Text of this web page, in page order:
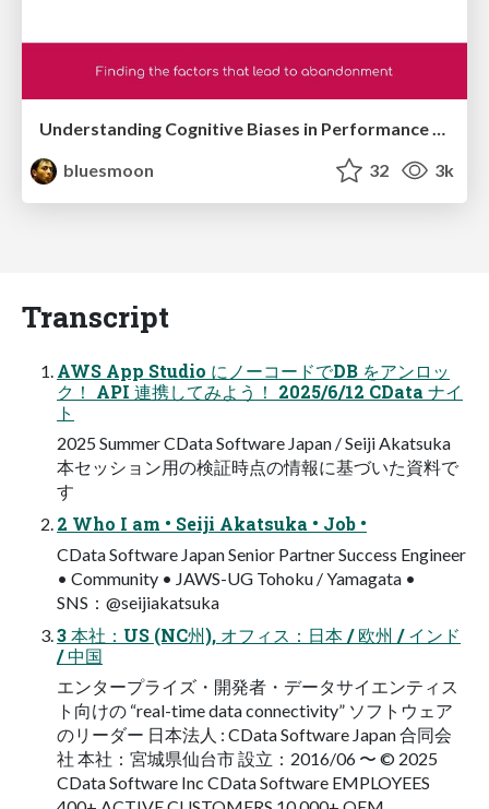
bluesmoon
32 3k
Transcript
AWS App Studio にノーコードでDB をアンロッ
ク！ API 連携してみよう！ 2025/6/12 CData ナイ
ト
2025 Summer CData Software Japan / Seiji Akatsuka
本セッション用の検証時点の情報に基づいた資料で
す
2 Who I am • Seiji Akatsuka • Job •
CData Software Japan Senior Partner Success Engineer
• Community • JAWS-UG Tohoku / Yamagata •
SNS：@seijiakatsuka
3 本社：US (NC州), オフィス：日本 / 欧州 / インド
/ 中国
エンタープライズ・開発者・データサイエンティス
ト向けの “real-time data connectivity” ソフトウェア
のリーダー 日本法人 : CData Software Japan 合同会
社 本社：宮城県仙台市 設立：2016/06 〜 © 2025
CData Software Inc CData Software EMPLOYEES